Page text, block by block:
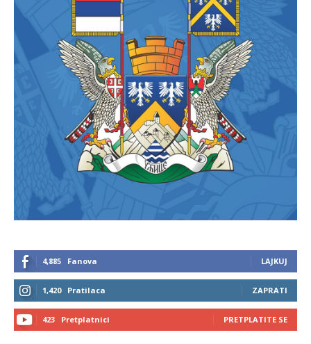
4,885 Fanova LAJKUJ
1,420 Pratilaca ZAPRATI
423 Pretplatnici PRETPLATITE SE